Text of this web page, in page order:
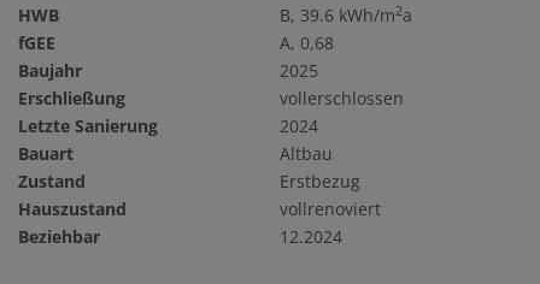
HWB
B, 39.6 kWh/m2a
fGEE
A, 0,68
Baujahr
2025
Erschließung
vollerschlossen
Letzte Sanierung
2024
Bauart
Altbau
Zustand
Erstbezug
Hauszustand
vollrenoviert
Beziehbar
12.2024